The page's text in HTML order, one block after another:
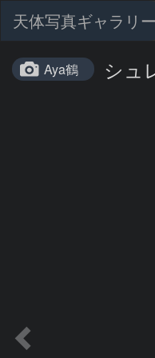
天体写真ギャラリー
Aya鶴 シュ